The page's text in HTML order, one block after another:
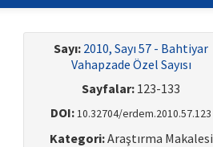
Sayı: 2010, Sayı 57 - Bahtiyar
Vahapzade Özel Sayısı
Sayfalar: 123-133
DOI: 10.32704/erdem.2010.57.123
Kategori:Araştırma Makalesi